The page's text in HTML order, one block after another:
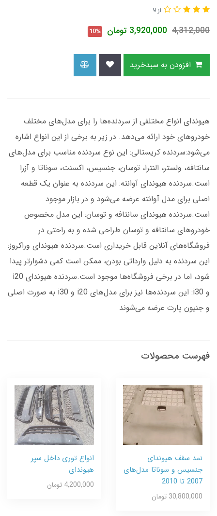
از 9
4,312,000
3,920,000 تومان 10%
هیوندای انواع مختلفی از سردنده‌ها را برای مدل‌های مختلف
خودروهای خود ارائه می‌دهد. در زیر به برخی از این انواع اشاره
می‌شود:سردنده کریستالی: این نوع سردنده مناسب برای مدل‌های
سانتافه، ولستر، النترا، توسان، جنسیس، اکسنت، سوناتا و آزرا
است.سردنده هیوندای آوانته: این سردنده به عنوان یک قطعه
اصلی برای مدل آوانته عرضه می‌شود و در بازار موجود
است.سردنده هیوندای سانتافه و توسان: این مدل مخصوص
خودروهای سانتافه و توسان طراحی شده و به راحتی در
فروشگاه‌های آنلاین قابل خریداری است.سردنده هیوندای وراکروز:
این سردنده به دلیل وارداتی بودن، ممکن است کمی دشوارتر پیدا
شود، اما در برخی فروشگاه‌ها موجود است.سردنده هیوندای i20
و i30: این سردنده‌ها نیز برای مدل‌های i20 و i30 به صورت اصلی
و جنیون پارت عرضه می‌شوند
فهرست محصولات
نمد سقف هیوندای
جنسیس و سوناتا مدل‌های
2007 تا 2010
30,800,000 تومان
انواع توری داخل سپر
هیوندای
4,200,000 تومان